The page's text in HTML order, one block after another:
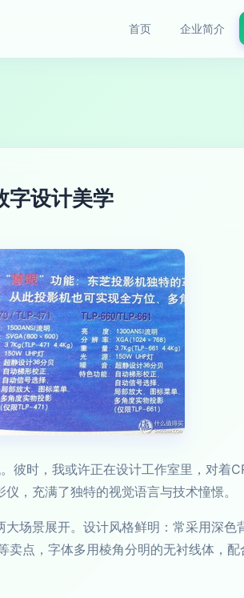
首页 企业简介
字设计美学
彼时，我或许正在设计工作室里，对
，充满了独特的视觉语言与技术憧憬。
场景展开。设计风格鲜明：常采用深
卖点，字体多用棱角分明的无衬线体，